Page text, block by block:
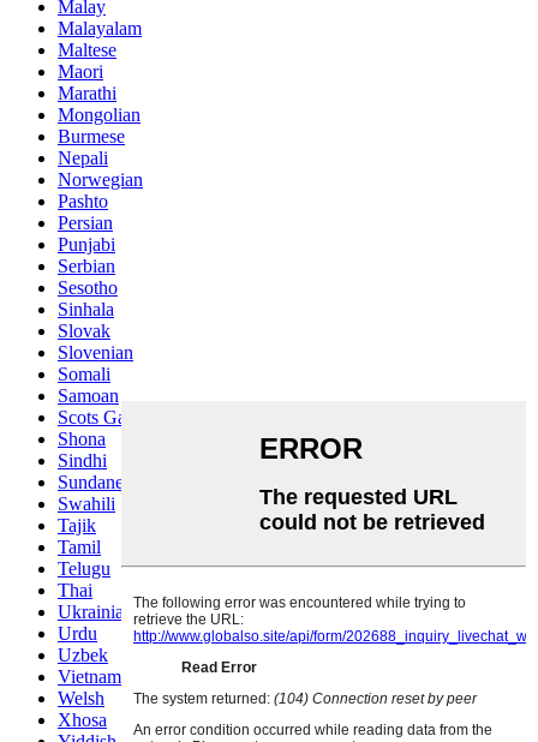
Malay
Malayalam
Maltese
Maori
Marathi
Mongolian
Burmese
Nepali
Norwegian
Pashto
Persian
Punjabi
Serbian
Sesotho
Sinhala
Slovak
Slovenian
Somali
Samoan
Scots Gaelic
Shona
Sindhi
Sundanese
Swahili
Tajik
Tamil
Telugu
Thai
Ukrainian
Urdu
Uzbek
Vietnamese
Welsh
Xhosa